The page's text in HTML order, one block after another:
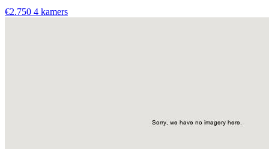
€2.750 4 kamers